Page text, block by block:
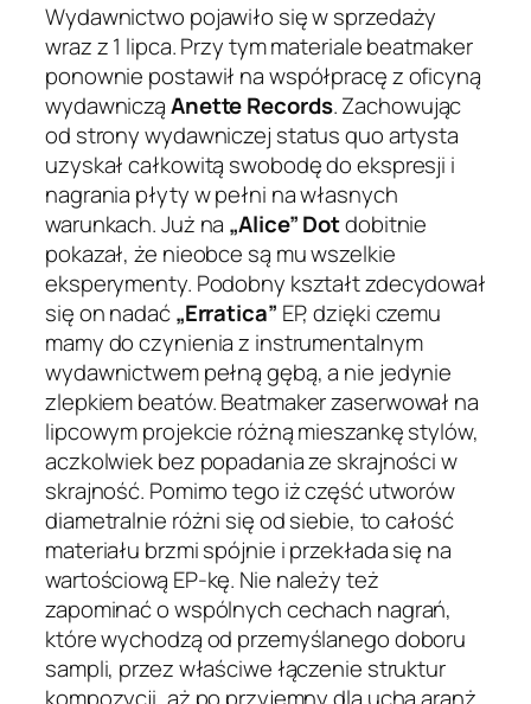
Wydawnictwo pojawiło się w sprzedaży
wraz z 1 lipca. Przy tym materiale beatmaker
ponownie postawił na współpracę z oficyną
wydawnicząAnette Records. Zachowując
od strony wydawniczej status quoartysta
uzyskał całkowitą swobodę do ekspresji i
nagrania płyty w pełni na własnych
warunkach. Już na „Alice” Dotdobitnie
pokazał, że nieobce są mu wszelkie
eksperymenty. Podobny kształt zdecydował
się on nadać„Erratica” EP, dzięki czemu
mamy do czynienia z instrumentalnym
wydawnictwem pełną gębą, a nie jedynie
zlepkiem beatów. Beatmaker zaserwował na
lipcowym projekcie różną mieszankę stylów,
aczkolwiek bez popadania ze skrajności w
skrajność. Pomimo tego iż część utworów
diametralnie różni się od siebie, to całość
materiału brzmi spójnie i przekłada się na
wartościową EP-kę. Nie należy też
zapominać o wspólnych cechach nagrań,
które wychodzą od przemyślanego doboru
sampli, przez właściwe łączenie struktur